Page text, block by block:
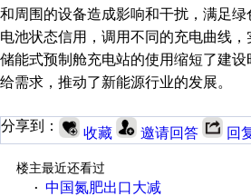
和周围的设备造成影响和干扰，满足
电池状态信用，调用不同的充电曲线
储能式预制舱充电站的使用缩短了建
给需求，推动了新能源行业的发展。
分享到： 收藏 邀请回答 回
楼主最近还看过
· 中国氮肥出口大减